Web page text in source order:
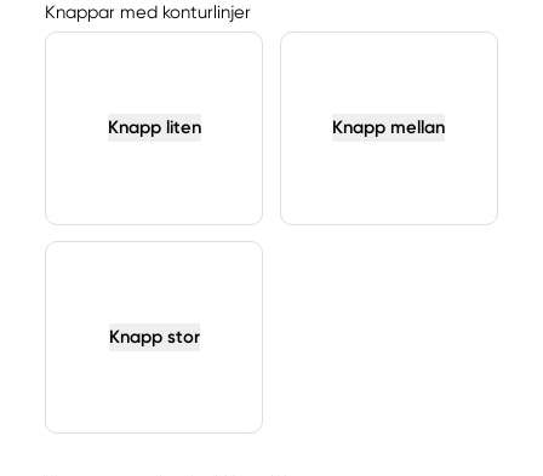
Knappar med konturlinjer
Knapp liten Knapp mellan
Knapp stor